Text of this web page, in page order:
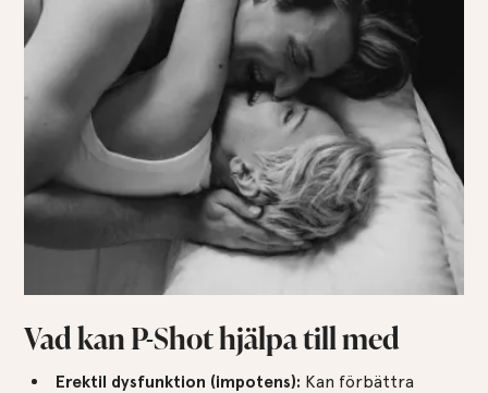
Vad kan P-Shot hjälpa till med
Erektil dysfunktion (impotens): Kan förbättra